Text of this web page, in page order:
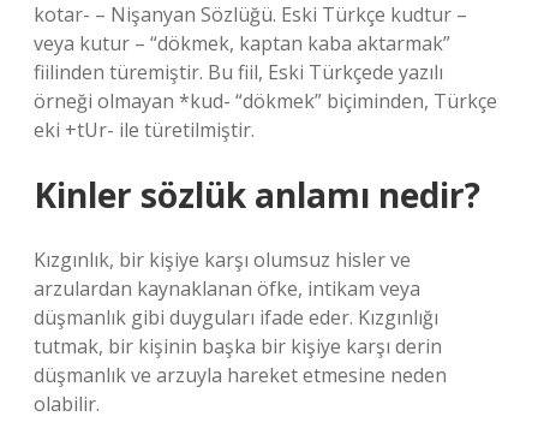
kotar- – Nişanyan Sözlüğü. Eski Türkçe kudtur –
veya kutur – “dökmek, kaptan kaba aktarmak”
fiilinden türemiştir. Bu fiil, Eski Türkçede yazılı
örneği olmayan *kud- “dökmek” biçiminden, Türkçe
eki +tUr- ile türetilmiştir.
Kinler sözlük anlamı nedir?
Kızgınlık, bir kişiye karşı olumsuz hisler ve
arzulardan kaynaklanan öfke, intikam veya
düşmanlık gibi duyguları ifade eder. Kızgınlığı
tutmak, bir kişinin başka bir kişiye karşı derin
düşmanlık ve arzuyla hareket etmesine neden
olabilir.